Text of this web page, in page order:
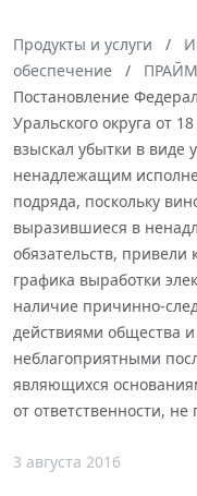
Продукты и услуги
обеспечение
ПРАЙМ
Постановление
Уральского округа от
взыскал убытки в
ненадлежащим
подряда, поскольку
выразившиеся в
обязательств, привели
графика выработки
наличие причинно-
действиями общества
неблагоприятными
являющихся
от ответственности,
3 августа 2016